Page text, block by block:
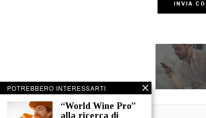
POTREBBERO INTERESSARTI
“World Wine Pro”
alla ricerca di